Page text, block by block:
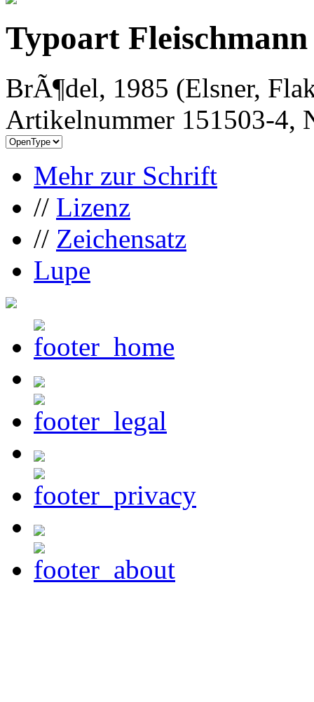
Typoart
BrÃ¶del, 1985 (Elsner,
Artikelnummer 151503-4,
Mehr zur Schrift
// Lizenz
// Zeichensatz
Lupe